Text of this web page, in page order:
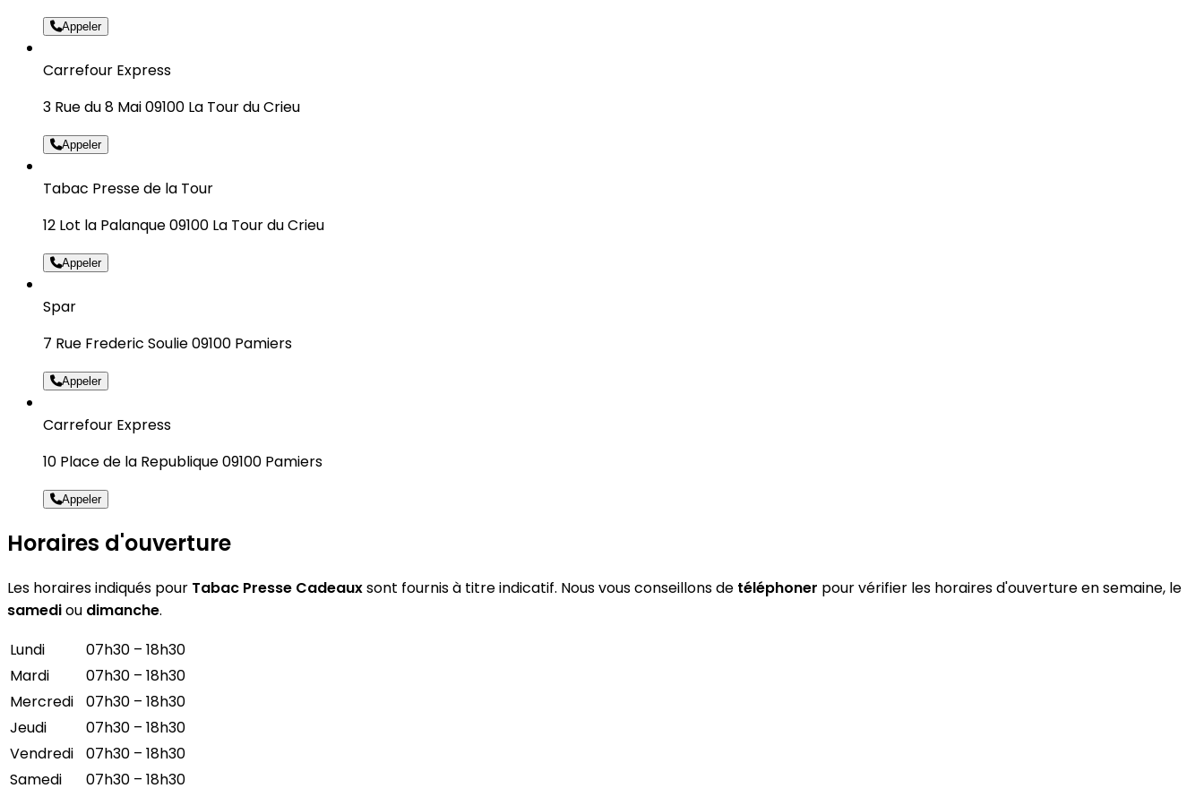
Appeler
Carrefour Express
3 Rue du 8 Mai 09100 La Tour du Crieu
Appeler
Tabac Presse de la Tour
12 Lot la Palanque 09100 La Tour du Crieu
Appeler
Spar
7 Rue Frederic Soulie 09100 Pamiers
Appeler
Carrefour Express
10 Place de la Republique 09100 Pamiers
Appeler
Horaires d'ouverture
Les horaires indiqués pour Tabac Presse Cadeauxsont fournis à titre indicatif. Nous vous conseillons de téléphoner pour vérifier les horaires d'ouverture en semaine, le
samediou dimanche.
Lundi
07h30 – 18h30
Mardi
07h30 – 18h30
Mercredi
07h30 – 18h30
Jeudi
07h30 – 18h30
Vendredi
07h30 – 18h30
Samedi
07h30 – 18h30